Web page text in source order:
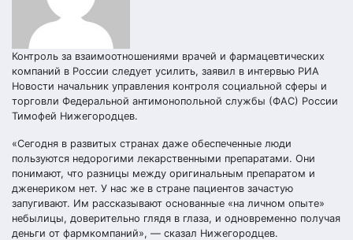
Контроль за взаимоотношениями врачей и фармацевтических
компаний в России следует усилить, заявил в интервью РИА
Новости начальник управления контроля социальной сферы и
торговли Федеральной антимонопольной службы (ФАС) России
Тимофей Нижегородцев.
«Сегодня в развитых странах даже обеспеченные люди
пользуются недорогими лекарственными препаратами. Они
понимают, что разницы между оригинальным препаратом и
дженериком нет. У нас же в стране пациентов зачастую
запугивают. Им рассказывают основанные «на личном опыте»
небылицы, доверительно глядя в глаза, и одновременно получая
деньги от фармкомпаний», — сказал Нижегородцев.